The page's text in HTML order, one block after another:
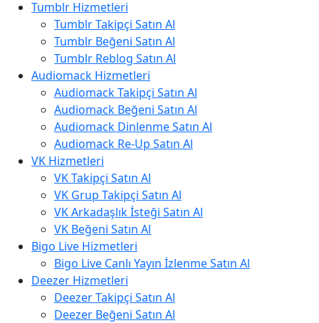
Tumblr Hizmetleri
Tumblr Takipçi Satın Al
Tumblr Beğeni Satın Al
Tumblr Reblog Satın Al
Audiomack Hizmetleri
Audiomack Takipçi Satın Al
Audiomack Beğeni Satın Al
Audiomack Dinlenme Satın Al
Audiomack Re-Up Satın Al
VK Hizmetleri
VK Takipçi Satın Al
VK Grup Takipçi Satın Al
VK Arkadaşlık İsteği Satın Al
VK Beğeni Satın Al
Bigo Live Hizmetleri
Bigo Live Canlı Yayın İzlenme Satın Al
Deezer Hizmetleri
Deezer Takipçi Satın Al
Deezer Beğeni Satın Al